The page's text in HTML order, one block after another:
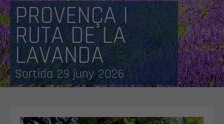
PROVENÇA I
RUTA DE LA
LAVANDA
Sortida 29 juny 2026